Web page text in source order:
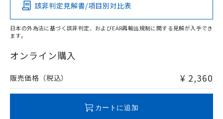
O
在庫等で未対応品が混在する可能性があります。
問い合わせください。
該非判定見解書/項目別対比表
日本の外為法に基づく該非判定、およびEAR再輸出規制に関する見解が入手でき
ます。
オンライン購入
販売価格（税込） ¥ 2,360
カートに追加